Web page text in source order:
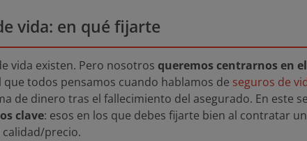
vida: en qué fijarte
vida existen. Pero nosotros queremos centrarnos en
que todos pensamos cuando hablamos de seguros de
de dinero tras el fallecimiento del asegurado. En este
clave: esos en los que debes fijarte bien al contratar
precio.